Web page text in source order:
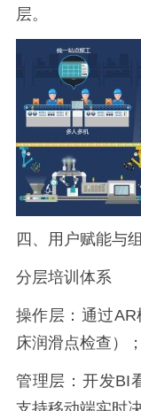
层。
四、用户赋能与
分层培训体系
操作层：通过
床润滑点检查）；
管理层：开发BI